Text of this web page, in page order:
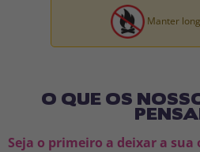
Manter
O QUE OS
Seja o primeiro a deixar a sua